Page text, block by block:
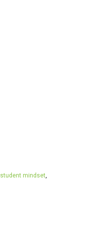
student mindset